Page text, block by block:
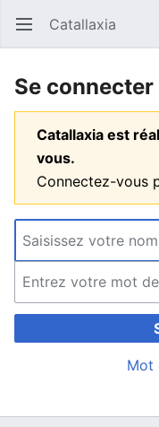
Ouvrir le menu principal Catallaxia
Se connecter
Catallaxia est
vous.
Connectez-vous
Mot